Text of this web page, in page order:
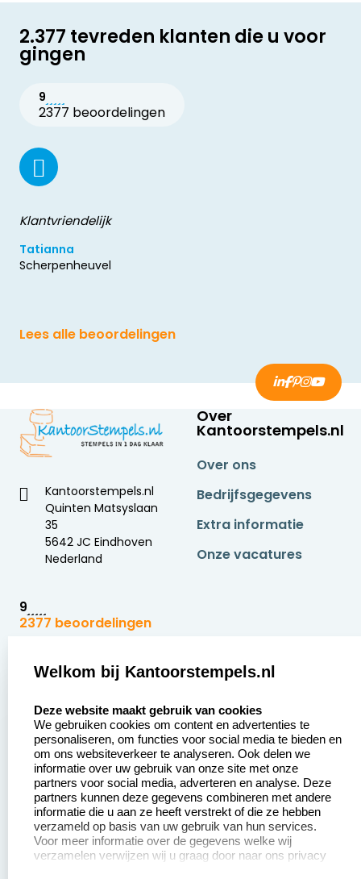
2.377 tevreden klanten die u voor
gingen
9
2377 beoordelingen
Klantvriendelijk
Tatianna
Scherpenheuvel
Lees alle beoordelingen
Kantoorstempels.nl
Quinten Matsyslaan
35
5642 JC Eindhoven
Nederland
9
2377 beoordelingen
Over
Kantoorstempels.nl
Over ons
Bedrijfsgegevens
Extra informatie
Onze vacatures
Zakelijk:
Aanvraag op maat
Betaling &
Verzending
Wederverkoper
worden
Sale
Klantenservice:
Contact opnemen
Veel gestelde vragen
Retourneren
Herroepingsrecht
Welkom bij Kantoorstempels.nl
Deze website maakt gebruik van cookies
We gebruiken cookies om content en advertenties te
personaliseren, om functies voor social media te bieden en
om ons websiteverkeer te analyseren. Ook delen we
informatie over uw gebruik van onze site met onze
partners voor social media, adverteren en analyse. Deze
partners kunnen deze gegevens combineren met andere
informatie die u aan ze heeft verstrekt of die ze hebben
verzameld op basis van uw gebruik van hun services.
Voor meer informatie over de gegevens welke wij
verzamelen verwijzen wij u graag door naar ons privacy